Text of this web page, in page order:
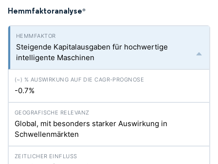
Hemmfaktoranalyse*
Steigende Kapitalausgaben für hochwertige
intelligente Maschinen
-0.7%
Global, mit besonders starker Auswirkung in
Schwellenmärkten